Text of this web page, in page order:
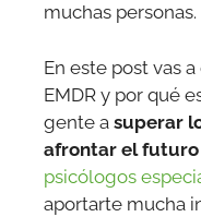
muchas personas.
En este post vas
EMDR y por qué
gente a superar
afrontar el futuro
psicólogos
aportarte mucha